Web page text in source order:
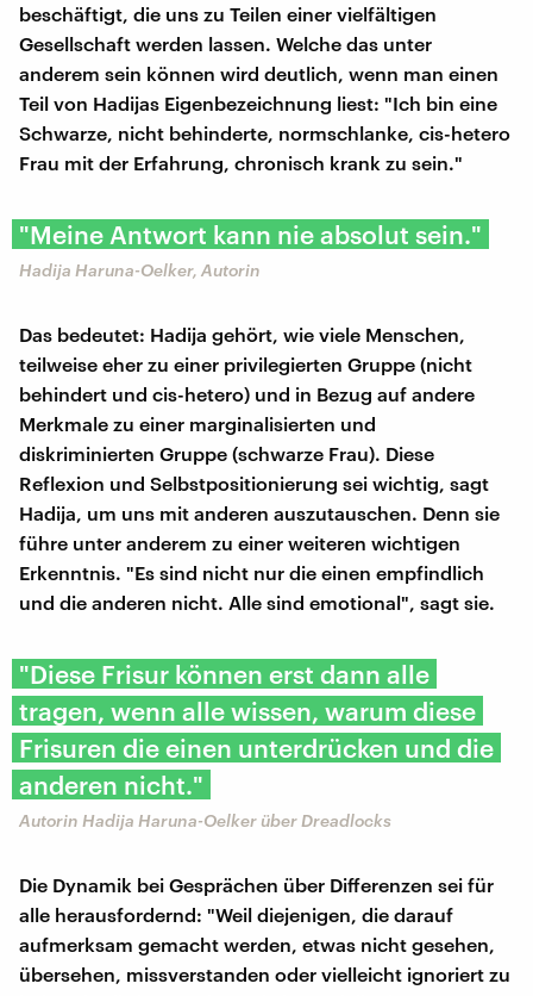
beschäftigt, die uns zu Teilen einer vielfältigen
Gesellschaft werden lassen. Welche das unter
anderem sein können wird deutlich, wenn man einen
Teil von Hadijas Eigenbezeichnung liest: "Ich bin eine
Schwarze, nicht behinderte, normschlanke, cis-hetero
Frau mit der Erfahrung, chronisch krank zu sein."
"Meine Antwort kann nie absolut sein."
Hadija Haruna-Oelker, Autorin
Das bedeutet: Hadija gehört, wie viele Menschen,
teilweise eher zu einer privilegierten Gruppe (nicht
behindert und cis-hetero) und in Bezug auf andere
Merkmale zu einer marginalisierten und
diskriminierten Gruppe (schwarze Frau). Diese
Reflexion und Selbstpositionierung sei wichtig, sagt
Hadija, um uns mit anderen auszutauschen. Denn sie
führe unter anderem zu einer weiteren wichtigen
Erkenntnis. "Es sind nicht nur die einen empfindlich
und die anderen nicht. Alle sind emotional", sagt sie.
"Diese Frisur können erst dann alle
tragen, wenn alle wissen, warum diese
Frisuren die einen unterdrücken und die
anderen nicht."
Autorin Hadija Haruna-Oelker über Dreadlocks
Die Dynamik bei Gesprächen über Differenzen sei für
alle herausfordernd: "Weil diejenigen, die darauf
aufmerksam gemacht werden, etwas nicht gesehen,
übersehen, missverstanden oder vielleicht ignoriert zu